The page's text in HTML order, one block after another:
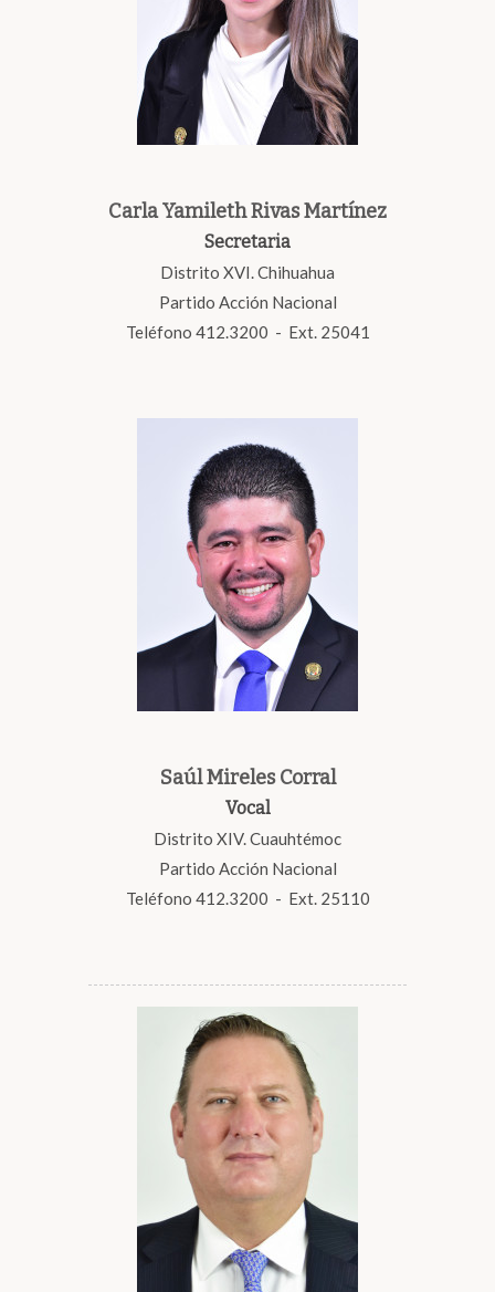
Carla Yamileth Rivas Martínez
Secretaria
Distrito XVI. Chihuahua
Partido Acción Nacional
Teléfono 412.3200 - Ext. 25041
Saúl Mireles Corral
Vocal
Distrito XIV. Cuauhtémoc
Partido Acción Nacional
Teléfono 412.3200 - Ext. 25110